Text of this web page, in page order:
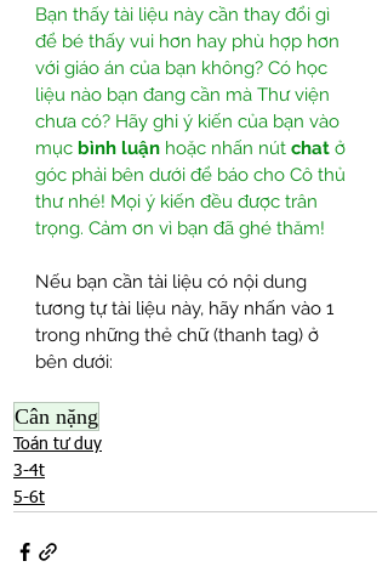
Bạn thấy tài liệu này cần thay đổi gì
để bé thấy vui hơn hay phù hợp hơn
với giáo án của bạn không? Có học
liệu nào bạn đang cần mà Thư viện
chưa có? Hãy ghi ý kiến của bạn vào
mục bình luận hoặc nhấn nút chat ở
góc phải bên dưới để báo cho Cô thủ
thư nhé! Mọi ý kiến đều được trân
trọng. Cảm ơn vì bạn đã ghé thăm!
Nếu bạn cần tài liệu có nội dung
tương tự tài liệu này, hãy nhấn vào 1
trong những thẻ chữ (thanh tag) ở
bên dưới:
Cân nặng
Toán tư duy
3-4t
5-6t